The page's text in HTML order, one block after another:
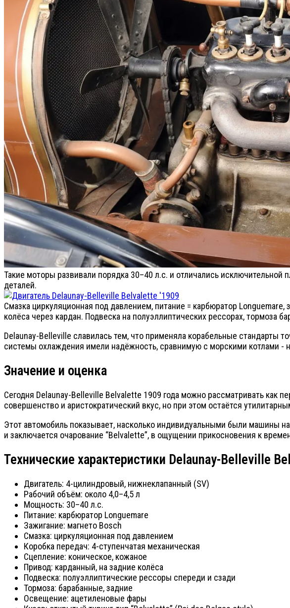
Такие моторы развивали порядка 30–40 л.с. и отличались
деталей.
Смазка циркуляционная под давлением, питание = карбюратор
колёса через кардан. Подвеска на полуэллиптических рессорах, тормоза
Delaunay-Belleville славилась тем, что применяла корабельные стандарты
системы охлаждения имели надёжность, сравнимую с морскими котлами -
Значение и оценка
Сегодня Delaunay-Belleville Belvalette 1909 года можно рассматривать
совершенство и аристократический вкус, но при этом остаётся
Этот автомобиль показывает, насколько индивидуальными были машины
и заключается очарование “Belvalette”, в ощущении прикосновения к
Технические характеристики Delaunay-Belleville
Двигатель: 4-цилиндровый, нижнеклапанный (SV)
Рабочий объём: около 4,0–4,5 л
Мощность: 30–40 л.с.
Питание: карбюратор Longuemare
Зажигание: магнето Bosch
Смазка: циркуляционная под давлением
Коробка передач: 4-ступенчатая механическая
Сцепление: коническое, кожаное
Привод: карданный, на задние колёса
Подвеска: полуэллиптические рессоры спереди и сзади
Тормоза: барабанные, задние
Освещение: ацетиленовые фары